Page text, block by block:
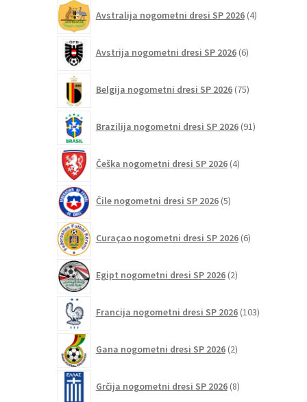
Avstralija nogometni dresi SP 2026 4izdelki
Avstrija nogometni dresi SP 2026 6izdelkov
Belgija nogometni dresi SP 2026 75izdelkov
Brazilija nogometni dresi SP 2026 91izdelkov
Češka nogometni dresi SP 2026 4izdelki
Čile nogometni dresi SP 2026 5izdelkov
Curaçao nogometni dresi SP 2026 6izdelkov
Egipt nogometni dresi SP 2026 2izdelka
Francija nogometni dresi SP 2026 103izdelki
Gana nogometni dresi SP 2026 2izdelka
Grčija nogometni dresi SP 2026 8izdelkov